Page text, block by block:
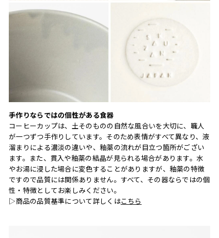
手作りならではの個性がある食器
コーヒーカップは、土そのものの自然な風合いを大切に、職人
が一つずつ手作りしています。そのため表情がすべて異なり、液
溜まりによる濃淡の違いや、釉薬の流れが目立つ箇所がござい
ます。また、貫入や釉薬の結晶が見られる場合があります。水
やお湯に浸した場合に変色することがありますが、釉薬の特徴
ですので品質には関係ありません。すべて、その器ならではの個
性・特徴としてお楽しみください。
▷商品の品質基準について詳しくはこちら